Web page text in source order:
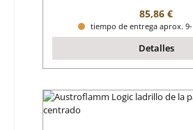
Precio
85,86 €
tiempo de entrega aprox. 9-
Detalles